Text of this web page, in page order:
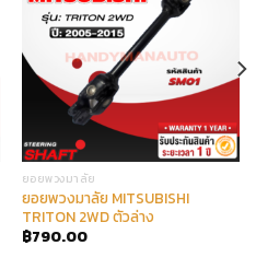
ยอยพวงมาลัย
ยอยพวงมาลัย MITSUBISHI
TRITON 2WD ตัวล่าง
฿790.00